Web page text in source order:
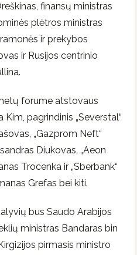
finansų ministras
plėtros ministras
ir prekybos
ir Rusijos centrinio
forume atstovaus
Kim, pagrindinis „Severstal“
„Gazprom Neft“
Diukovas, „Aeon
Trocenka ir „Sberbank“
Grefas bei kiti.
bus Saudo Arabijos
ministras Bandaras bin
pirmasis ministro